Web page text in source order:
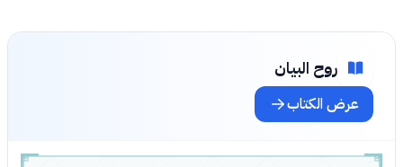
روح البيان
عرض الكتاب